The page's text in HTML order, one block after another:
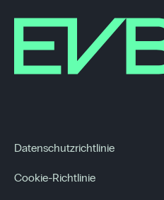
Datenschutzrichtlinie
Cookie-Richtlinie